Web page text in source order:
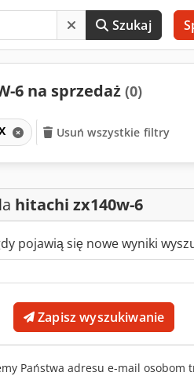
Szukaj
6 na sprzedaż (0)
Usuń wszystkie filtry
hitachi zx140w-6
pojawią się nowe wyniki
Zapisz wyszukiwanie
Państwa adresu e-mail osobom